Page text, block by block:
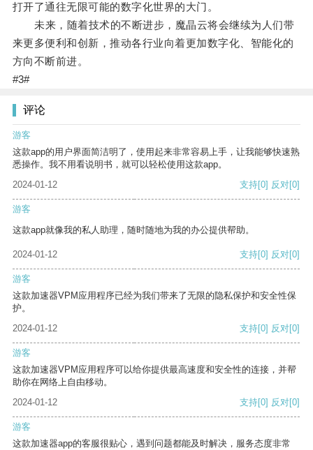
打开了通往无限可能的数字化世界的大门。
未来，随着技术的不断进步，魔晶云将会继续为人们带
来更多便利和创新，推动各行业向着更加数字化、智能化的
方向不断前进。
#3#
评论
游客
这款app的用户界面简洁明了，使用起来非常容易上手，让我能够快速熟
悉操作。我不用看说明书，就可以轻松使用这款app。
2024-01-12
支持[0] 反对[0]
游客
这款app就像我的私人助理，随时随地为我的办公提供帮助。
2024-01-12 支持[0] 反对[0]
游客
这款加速器VPM应用程序已经为我们带来了无限的隐私保护和安全性保
护。
2024-01-12
支持[0] 反对[0]
游客
这款加速器VPM应用程序可以给你提供最高速度和安全性的连接，并帮
助你在网络上自由移动。
2024-01-12
支持[0] 反对[0]
游客
这款加速器app的客服很贴心，遇到问题都能及时解决，服务态度非常